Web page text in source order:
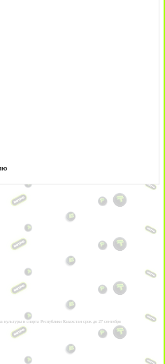
и спорта Республики Казахстан срок до 27 сентября